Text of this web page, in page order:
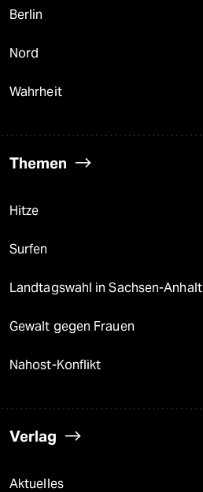
Berlin
Nord
Wahrheit
Themen
Hitze
Surfen
Landtagswahl in Sachsen-Anhalt
Gewalt gegen Frauen
Nahost-Konflikt
Verlag
Aktuelles